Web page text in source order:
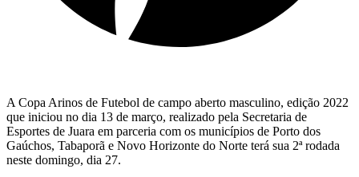
A Copa Arinos de Futebol de campo aberto masculino, edição 2022
que iniciou no dia 13 de março, realizado pela Secretaria de
Esportes de Juara em parceria com os municípios de Porto dos
Gaúchos, Tabaporã e Novo Horizonte do Norte terá sua 2ª rodada
neste domingo, dia 27.